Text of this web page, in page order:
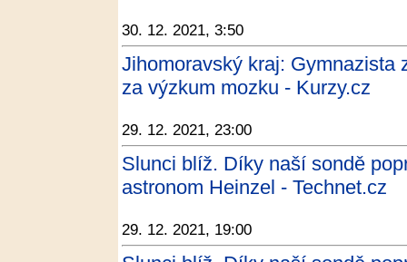
30. 12. 2021, 3:50
Jihomoravský kraj:
za výzkum mozku - Kurzy.cz
29. 12. 2021, 23:00
Slunci blíž. Díky naší sondě
astronom Heinzel - Technet.cz
29. 12. 2021, 19:00